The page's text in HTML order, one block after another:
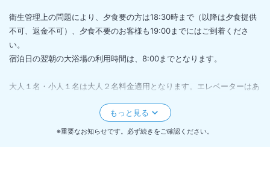
衛生管理上の問題により、夕食要の方は18:30時まで（以降は夕食提供
不可、返金不可）、夕食不要のお客様も19:00までにはご到着くださ
い。
宿泊日の翌朝の大浴場の利用時間は、8:00までとなります。
大人１名・小人１名は大人２名料金適用となります。エレベーターはあ
貸切風呂の当日取消は取消料が１００％かかります。
※重要なお知らせです。必ず続きをご確認ください。